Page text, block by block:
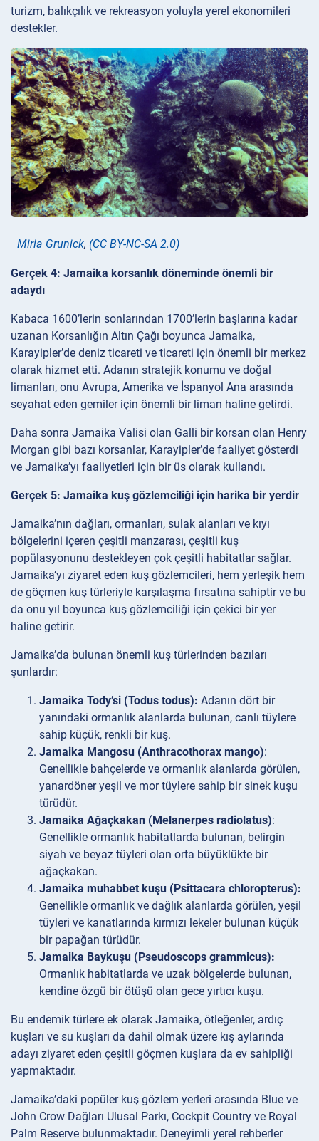
turizm, balıkçılık ve rekreasyon yoluyla yerel ekonomileri
destekler.
Miria Grunick, (CC BY-NC-SA 2.0)
Gerçek 4: Jamaika korsanlık döneminde önemli bir
adaydı
Kabaca 1600’lerin sonlarından 1700’lerin başlarına kadar
uzanan Korsanlığın Altın Çağı boyunca Jamaika,
Karayipler’de deniz ticareti ve ticareti için önemli bir merkez
olarak hizmet etti. Adanın stratejik konumu ve doğal
limanları, onu Avrupa, Amerika ve İspanyol Ana arasında
seyahat eden gemiler için önemli bir liman haline getirdi.
Daha sonra Jamaika Valisi olan Galli bir korsan olan Henry
Morgan gibi bazı korsanlar, Karayipler’de faaliyet gösterdi
ve Jamaika’yı faaliyetleri için bir üs olarak kullandı.
Gerçek 5: Jamaika kuş gözlemciliği için harika bir yerdir
Jamaika’nın dağları, ormanları, sulak alanları ve kıyı
bölgelerini içeren çeşitli manzarası, çeşitli kuş
popülasyonunu destekleyen çok çeşitli habitatlar sağlar.
Jamaika’yı ziyaret eden kuş gözlemcileri, hem yerleşik hem
de göçmen kuş türleriyle karşılaşma fırsatına sahiptir ve bu
da onu yıl boyunca kuş gözlemciliği için çekici bir yer
haline getirir.
Jamaika’da bulunan önemli kuş türlerinden bazıları
şunlardır:
Jamaika Tody’si (Todus todus): Adanın dört bir
yanındaki ormanlık alanlarda bulunan, canlı tüylere
sahip küçük, renkli bir kuş.
Jamaika Mangosu (Anthracothorax mango):
Genellikle bahçelerde ve ormanlık alanlarda görülen,
yanardöner yeşil ve mor tüylere sahip bir sinek kuşu
türüdür.
Jamaika Ağaçkakan (Melanerpes radiolatus):
Genellikle ormanlık habitatlarda bulunan, belirgin
siyah ve beyaz tüyleri olan orta büyüklükte bir
ağaçkakan.
Jamaika muhabbet kuşu (Psittacara chloropterus):
Genellikle ormanlık ve dağlık alanlarda görülen, yeşil
tüyleri ve kanatlarında kırmızı lekeler bulunan küçük
bir papağan türüdür.
Jamaika Baykuşu (Pseudoscops grammicus):
Ormanlık habitatlarda ve uzak bölgelerde bulunan,
kendine özgü bir ötüşü olan gece yırtıcı kuşu.
Bu endemik türlere ek olarak Jamaika, ötleğenler, ardıç
kuşları ve su kuşları da dahil olmak üzere kış aylarında
adayı ziyaret eden çeşitli göçmen kuşlara da ev sahipliği
yapmaktadır.
Jamaika’daki popüler kuş gözlem yerleri arasında Blue ve
John Crow Dağları Ulusal Parkı, Cockpit Country ve Royal
Palm Reserve bulunmaktadır. Deneyimli yerel rehberler